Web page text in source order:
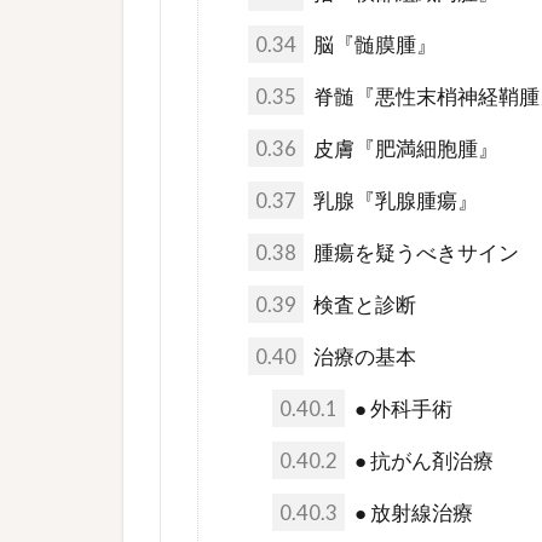
0.34 脳『髄膜腫』
0.35 脊髄『悪性末梢神経鞘
0.36 皮膚『肥満細胞腫』
0.37 乳腺『乳腺腫瘍』
0.38 腫瘍を疑うべきサイン
0.39 検査と診断
0.40 治療の基本
0.40.1 ● 外科手術
0.40.2 ● 抗がん剤治療
0.40.3 ● 放射線治療